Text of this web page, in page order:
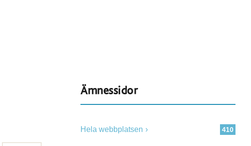
Ämnessidor
410
Hela webbplatsen